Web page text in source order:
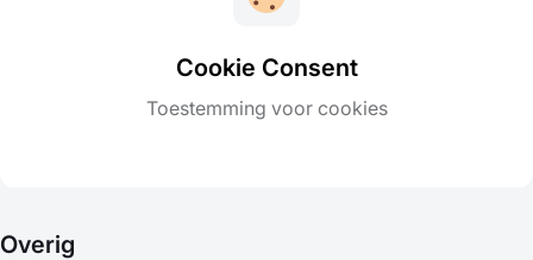
Cookie Consent
Toestemming voor cookies
Overig